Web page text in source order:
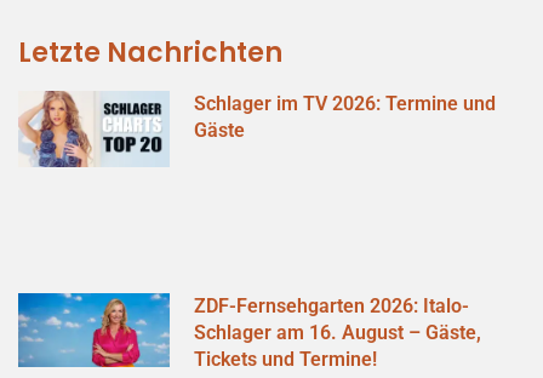
Letzte Nachrichten
Schlager im TV 2026: Termine und
Gäste
ZDF-Fernsehgarten 2026: Italo-
Schlager am 16. August – Gäste,
Tickets und Termine!